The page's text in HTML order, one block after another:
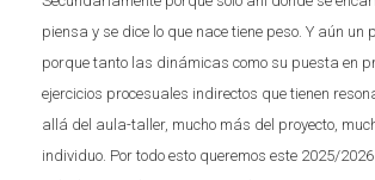
piensa y se dice lo que nace tiene peso. Y aún un
porque tanto las dinámicas como su puesta en
ejercicios procesuales indirectos que tienen
allá del aula-taller, mucho más del proyecto,
individuo. Por todo esto queremos este 2025/